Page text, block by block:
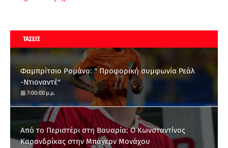
ΤΑΣΕΙΣ
Φαμπρίτσιο Ρομάνο: " Προφορική συμφωνία Ρεάλ
-Ντιοναντέ"
7:00:00 μ.μ.
Από το Περιστέρι στη Βαυαρία: O Κωνσταντίνος
Καρανδρίκας στην Μπάγερν Μονάχου